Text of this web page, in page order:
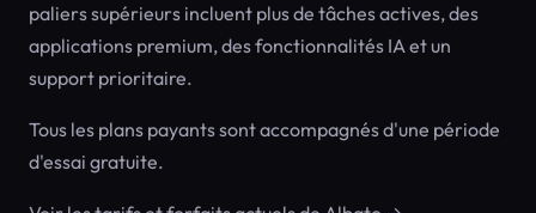
paliers supérieurs incluent plus de tâches actives, des
applications premium, des fonctionnalités IA et un
support prioritaire.
Tous les plans payants sont accompagnés d'une période
d'essai gratuite.